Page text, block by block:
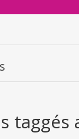
taggés